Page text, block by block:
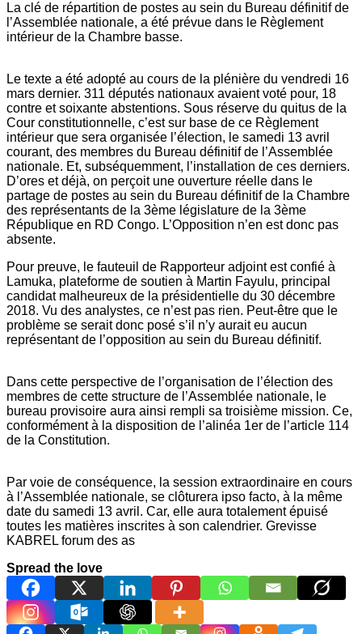
La clé de répartition de postes au sein du Bureau définitif de
l’Assemblée nationale, a été prévue dans le Règlement
intérieur de la Chambre basse.
Le texte a été adopté au cours de la plénière du vendredi 16
mars dernier. 311 députés nationaux avaient voté pour, 18
contre et soixante abstentions. Sous réserve du quitus de la
Cour constitutionnelle, c’est sur base de ce Règlement
intérieur que sera organisée l’élection, le samedi 13 avril
courant, des membres du Bureau définitif de l’Assemblée
nationale. Et, subséquemment, l’installation de ces derniers.
D’ores et déjà, on perçoit une ouverture réelle dans le
partage de postes au sein du Bureau définitif de la Chambre
des représentants de la 3ème législature de la 3ème
République en RD Congo. L’Opposition n’en est donc pas
absente.
Pour preuve, le fauteuil de Rapporteur adjoint est confié à
Lamuka, plateforme de soutien à Martin Fayulu, principal
candidat malheureux de la présidentielle du 30 décembre
2018. Vu des analystes, ce n’est pas rien. Peut-être que le
problème se serait donc posé s’il n’y aurait eu aucun
représentant de l’opposition au sein du Bureau définitif.
Dans cette perspective de l’organisation de l’élection des
membres de cette structure de l’Assemblée nationale, le
bureau provisoire aura ainsi rempli sa troisième mission. Ce,
conformément à la disposition de l’alinéa 1er de l’article 114
de la Constitution.
Par voie de conséquence, la session extraordinaire en cours
à l’Assemblée nationale, se clôturera ipso facto, à la même
date du samedi 13 avril. Car, elle aura totalement épuisé
toutes les matières inscrites à son calendrier. Grevisse
KABREL forum des as
Spread the love